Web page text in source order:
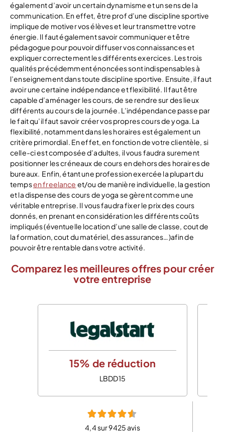
également d’avoir un certain dynamisme et un sens de la
communication. En effet, être prof d’une discipline sportive
implique de motiver vos élèves et leur transmettre votre
énergie. Il faut également savoir communiquer et être
pédagogue pour pouvoir diffuser vos connaissances et
expliquer correctement les différents exercices. Les trois
qualités précédemment énoncées sont indispensables à
l’enseignement dans toute discipline sportive. Ensuite, il faut
avoir une certaine indépendance et flexibilité. Il faut être
capable d’aménager les cours, de se rendre sur des lieux
différents au cours de la journée. L’indépendance passe par
le fait qu’il faut savoir créer vos propres cours de yoga. La
flexibilité, notamment dans les horaires est également un
critère primordial. En effet, en fonction de votre clientèle, si
celle-ci est composée d’adultes, il vous faudra surement
positionner les créneaux de cours en dehors des horaires de
bureaux. Enfin, étant une profession exercée la plupart du
tempsen freelance et/ou de manière individuelle, la gestion
et la dispense des cours de yoga se gèrent comme une
véritable entreprise. Il vous faudra fixer le prix des cours
donnés, en prenant en considération les différents coûts
impliqués (éventuelle location d’une salle de classe, cout de
la formation, cout du matériel, des assurances…)afin de
pouvoir être rentable dans votre activité.
Comparez les meilleures offres pour créer
votre entreprise
15% de réduction
LBDD15
4,4 sur 9425 avis